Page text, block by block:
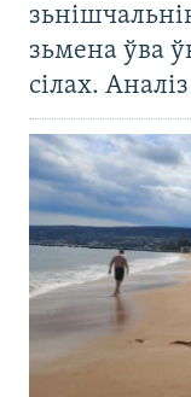
зьмена ўва
сілах.